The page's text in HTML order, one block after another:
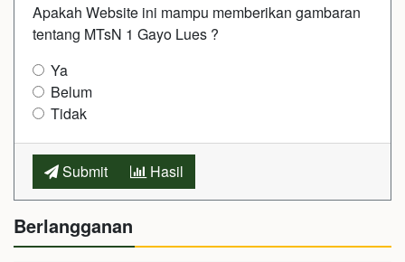
Apakah Website ini mampu memberikan gambaran
tentang MTsN 1 Gayo Lues ?
Ya
Belum
Tidak
Submit Hasil
Berlangganan